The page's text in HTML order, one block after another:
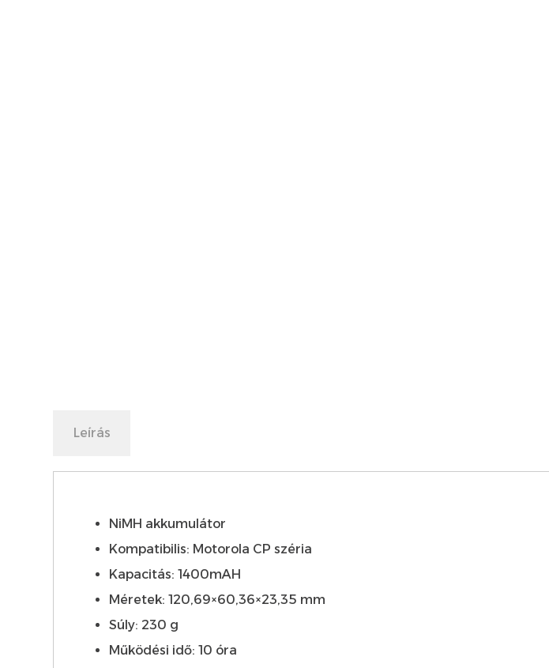
Leírás
NiMH akkumulátor
Kompatibilis: Motorola CP széria
Kapacitás: 1400mAH
Méretek: 120,69×60,36×23,35 mm
Súly: 230 g
Működési idő: 10 óra